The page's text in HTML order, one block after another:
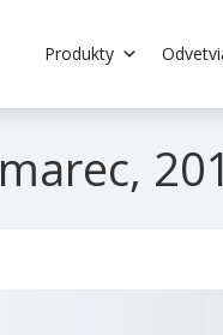
Produkty